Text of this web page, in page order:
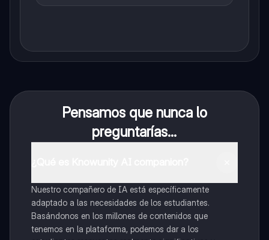
Pensamos que nunca lo
preguntarías...
Nuestro compañero de IA está específicamente
adaptado a las necesidades de los estudiantes.
Basándonos en los millones de contenidos que
tenemos en la plataforma, podemos dar a los